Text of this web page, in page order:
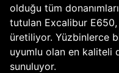
olduğu tüm
tutulan Excalibur E650,
üretiliyor. Yüzbinlerce
uyumlu olan en kaliteli
sunuluyor.